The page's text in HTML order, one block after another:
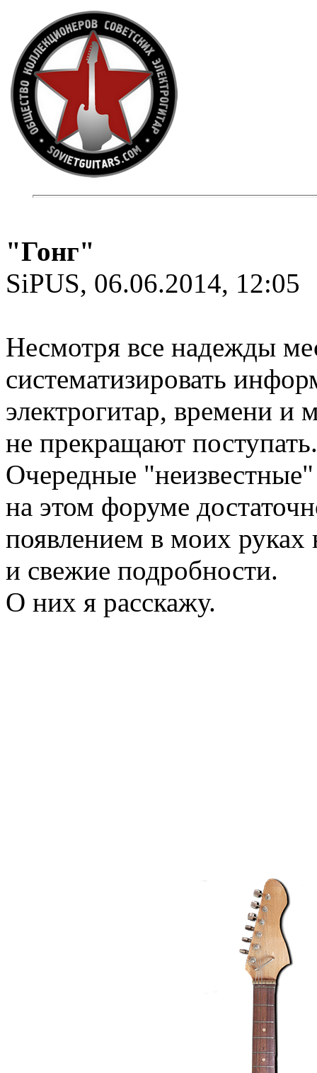
"Гонг"
SiPUS, 06.06.2014, 12:05
Несмотря все надежды
систематизировать
электрогитар, времени и
не прекращают поступать.
Очередные
на этом форуме
появлением в моих руках
и свежие подробности.
О них я расскажу.